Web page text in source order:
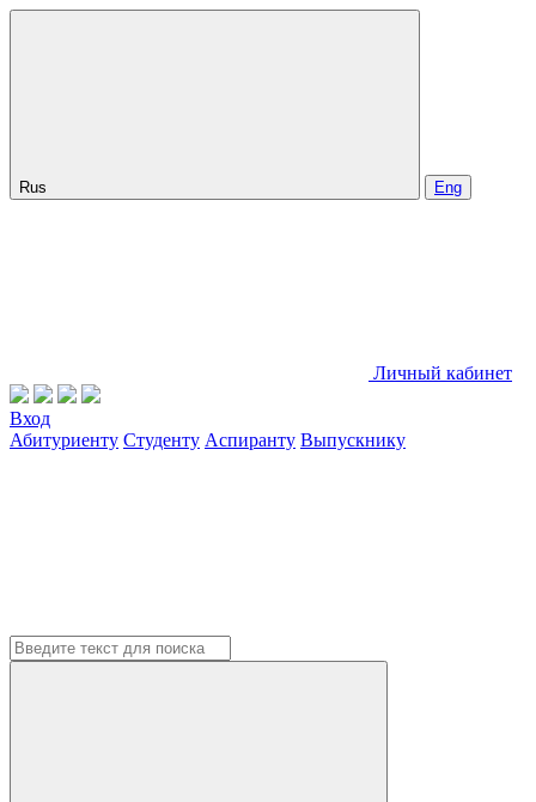
Rus Eng
Личный кабинет
Вход
Абитуриенту Студенту Аспиранту Выпускнику